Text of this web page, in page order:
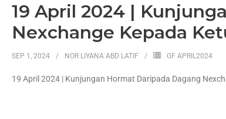
19 April 2024 |
Nexchange Kepada
SEP 1, 2024 NOR LIYANA ABD LATIF GF APRIL2024
19 April 2024 | Kunjungan Hormat Daripada Dagang